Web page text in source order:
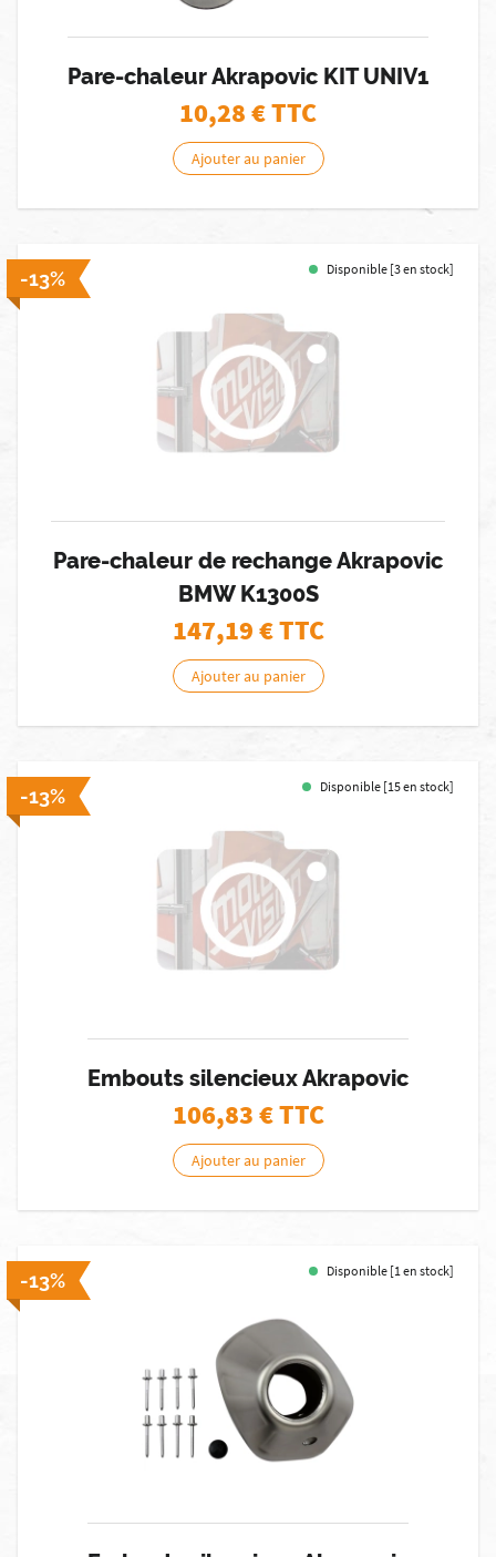
Pare-chaleur Akrapovic KIT UNIV1
10,28€ TTC
Ajouter au panier
-13% Disponible [3 en stock]
Pare-chaleur de rechange Akrapovic
BMW K1300S
147,19€ TTC
Ajouter au panier
-13% Disponible [15 en stock]
Embouts silencieux Akrapovic
106,83€ TTC
Ajouter au panier
-13% Disponible [1 en stock]